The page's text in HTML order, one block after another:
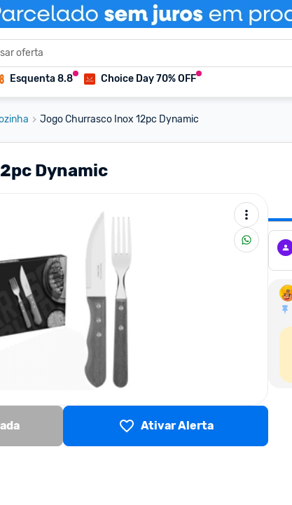
Esquenta 8.8 Choice Day 70% OFF
Jogo Churrasco Inox 12pc Dynamic
Dynamic
Ativar Alerta